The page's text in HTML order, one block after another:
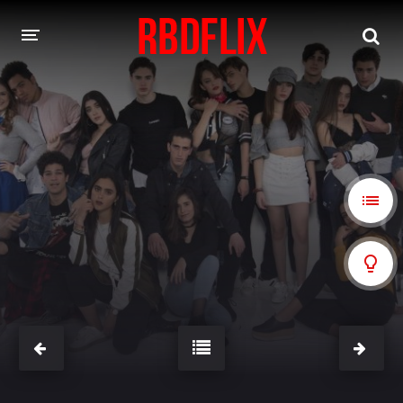
HOME
REBELDE
Rebelde: En Español Rebelde: Dublado
FILMES
Alfonso Herrera Anahí
Christian Chávez Christopher Von Uckermann